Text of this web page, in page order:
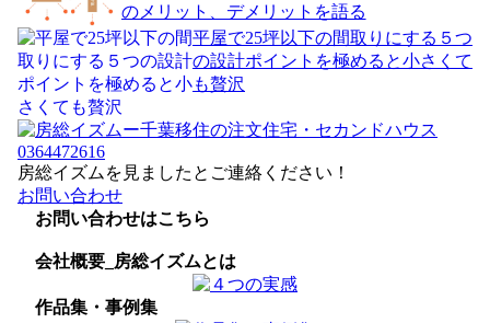
のメリット、デメリットを語る
平屋で25坪以下の間取りにする５つ
の設計ポイントを極めると小さくて
も贅沢
0364472616
房総イズムを見ましたとご連絡ください！
お問い合わせ
お問い合わせはこちら
会社概要_房総イズムとは
作品集・事例集